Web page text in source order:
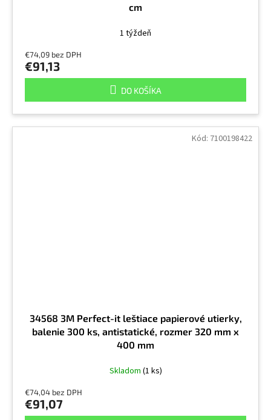
cm
1 týždeň
€74,09 bez DPH
€91,13
DO KOŠÍKA
34568 3M Perfect-it leštiace papierové utierky,
balenie 300 ks, antistatické, rozmer 320 mm x
400 mm
Skladom (1 ks)
€74,04 bez DPH
€91,07
Kód: 7100198422